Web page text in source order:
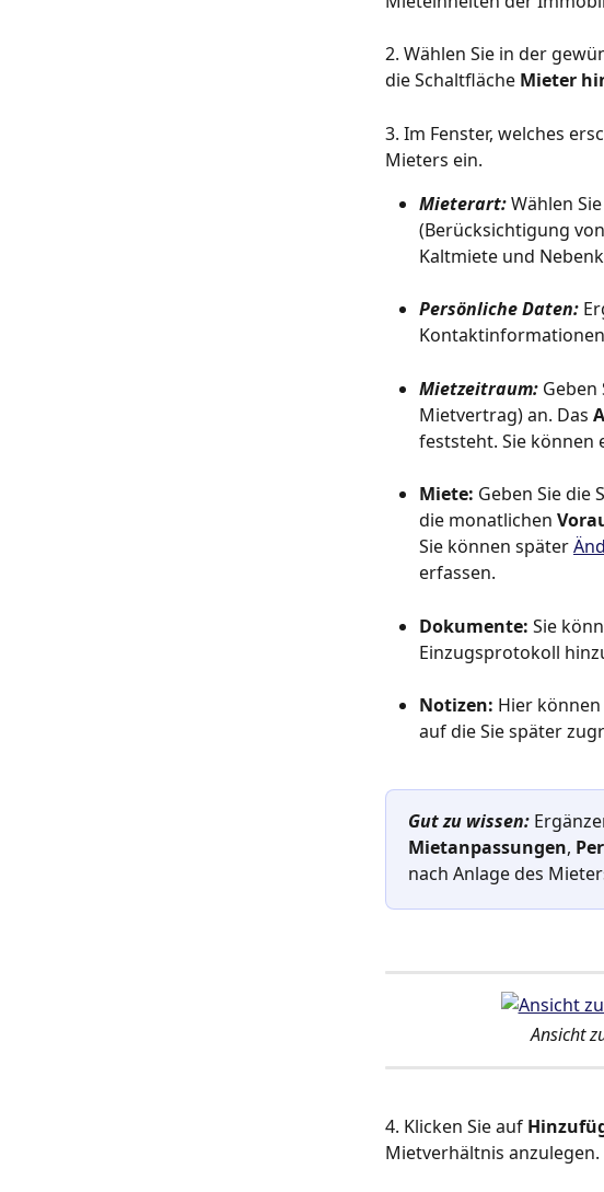
2. Wählen Sie in der
die Schaltfläche Mieter
3. Im Fenster, welches
Mieters ein.
Mieterart: Wählen
(Berücksichtigung
Kaltmiete und
Persönliche Daten:
Mietzeitraum: Geben
Mietvertrag) an. Das
feststeht. Sie können
Miete: Geben Sie die
die monatlichen
Sie können später
erfassen.
Dokumente: Sie
Einzugsprotokoll
Notizen: Hier
auf die Sie später
Gut zu wissen:
Mietanpassungen,
nach Anlage des
Ansicht
4. Klicken Sie auf
Mietverhältnis anzulegen.